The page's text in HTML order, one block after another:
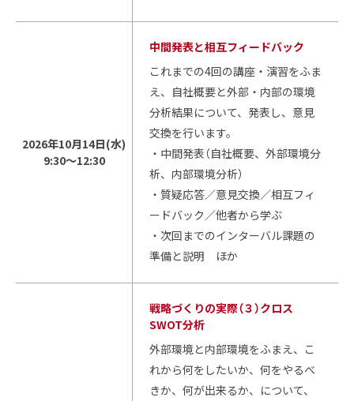
2026年10月14日(水)
9:30～12:30
中間発表と相互フィードバック
これまでの4回の講座・演習をふま
え、自社概要と外部・内部の環境
分析結果について、発表し、意見
交換を行います。
・中間発表（自社概要、外部環境分
析、内部環境分析）
・質疑応答／意見交換／相互フィ
ードバック／他者から学ぶ
・次回までのインターバル課題の
準備と説明 ほか
戦略づくりの実際（３）クロス
SWOT分析
外部環境と内部環境をふまえ、こ
れから何をしたいか、何をやるべ
きか、何が出来るか、について、